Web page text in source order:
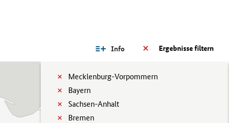
Ergebnisse filtern
Info
Mecklenburg-Vorpommern
Bayern
Sachsen-Anhalt
Bremen